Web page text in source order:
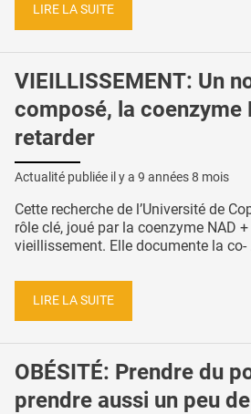
LIRE LA SUITE
VIEILLISSEMENT: Un
composé, la coenzyme
retarder
Actualité publiée il y a 9 années 8 mois
Cette recherche de l’Université de
rôle clé, joué par la coenzyme NAD
vieillissement. Elle documente la co-
LIRE LA SUITE
OBÉSITÉ: Prendre du
prendre aussi un peu